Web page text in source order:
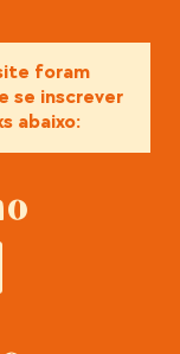
foram
se inscrever
abaixo: